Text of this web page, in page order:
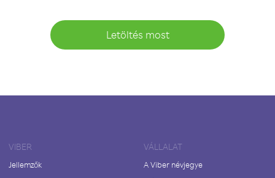
Letöltés most
VIBER
Jellemzők
VÁLLALAT
A Viber névjegye